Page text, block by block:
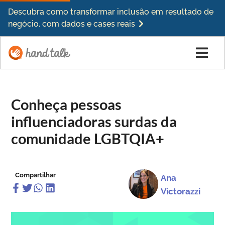
Descubra como transformar inclusão em resultado de
negócio, com dados e cases reais
Conheça pessoas
influenciadoras surdas da
comunidade LGBTQIA+
Ana
Victorazzi
Compartilhar